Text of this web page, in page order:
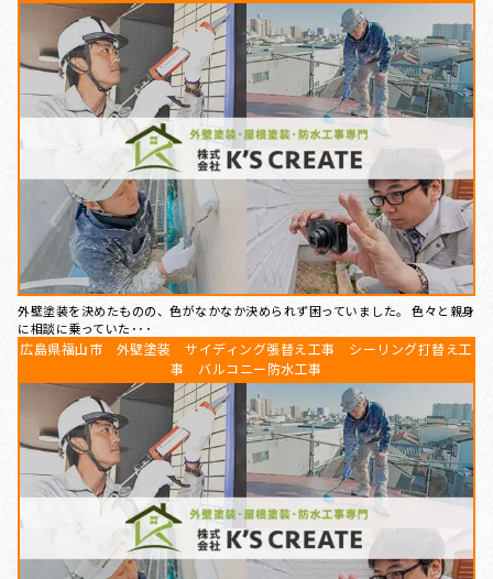
外壁塗装を決めたものの、色がなかなか決められず困っていました。 色々と親身
に相談に乗っていた･･･
広島県福山市 外壁塗装 サイディング張替え工事 シーリング打替え工
事 バルコニー防水工事